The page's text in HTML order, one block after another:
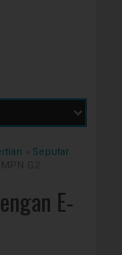
Seputar
E-